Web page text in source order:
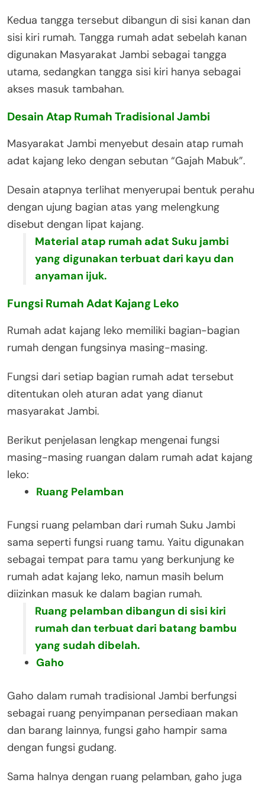
Kedua tangga tersebut dibangun di sisi kanan dan
sisi kiri rumah. Tangga rumah adat sebelah kanan
digunakan Masyarakat Jambi sebagai tangga
utama, sedangkan tangga sisi kiri hanya sebagai
akses masuk tambahan.
Desain Atap Rumah Tradisional Jambi
Masyarakat Jambi menyebut desain atap rumah
adat kajang leko dengan sebutan “Gajah Mabuk”.
Desain atapnya terlihat menyerupai bentuk perahu
dengan ujung bagian atas yang melengkung
disebut dengan lipat kajang.
Material atap rumah adat Suku jambi
yang digunakan terbuat dari kayu dan
anyaman ijuk.
Fungsi Rumah Adat Kajang Leko
Rumah adat kajang leko memiliki bagian-bagian
rumah dengan fungsinya masing-masing.
Fungsi dari setiap bagian rumah adat tersebut
ditentukan oleh aturan adat yang dianut
masyarakat Jambi.
Berikut penjelasan lengkap mengenai fungsi
masing-masing ruangan dalam rumah adat kajang
leko:
Ruang Pelamban
Fungsi ruang pelamban dari rumah Suku Jambi
sama seperti fungsi ruang tamu. Yaitu digunakan
sebagai tempat para tamu yang berkunjung ke
rumah adat kajang leko, namun masih belum
diizinkan masuk ke dalam bagian rumah.
Ruang pelamban dibangun di sisi kiri
rumah dan terbuat dari batang bambu
yang sudah dibelah.
Gaho
Gaho dalam rumah tradisional Jambi berfungsi
sebagai ruang penyimpanan persediaan makan
dan barang lainnya, fungsi gaho hampir sama
dengan fungsi gudang.
Sama halnya dengan ruang pelamban, gaho juga